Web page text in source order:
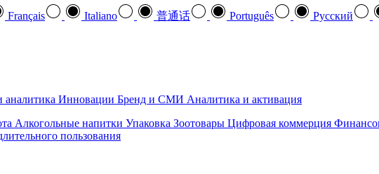
Français Italiano 普通话 Português Pусский
аналитика Инновации Бренд и СМИ Аналитика и активация
Алкогольные напитки Упаковка Зоотовары Цифровая коммерция
пользования